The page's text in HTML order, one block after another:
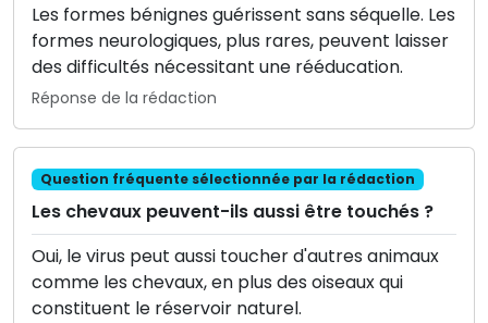
Les formes bénignes guérissent sans séquelle. Les
formes neurologiques, plus rares, peuvent laisser
des difficultés nécessitant une rééducation.
Réponse de la rédaction
Question fréquente sélectionnée par la rédaction
Les chevaux peuvent-ils aussi être touchés ?
Oui, le virus peut aussi toucher d'autres animaux
comme les chevaux, en plus des oiseaux qui
constituent le réservoir naturel.